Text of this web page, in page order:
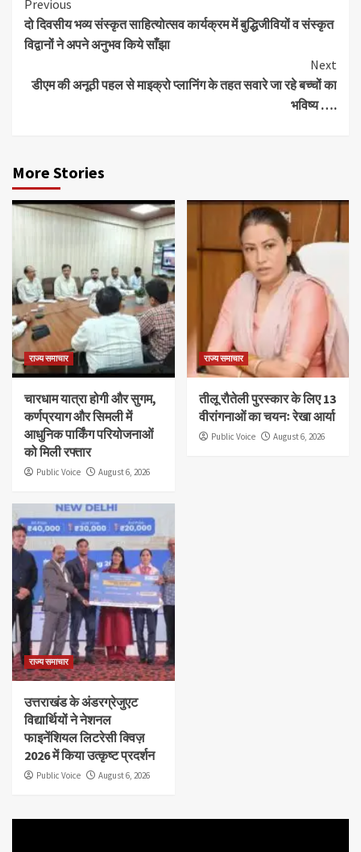
Continue
Reading
Previous
दो दिवसीय भव्य संस्कृत साहित्योत्सव कार्यक्रम में बुद्धिजीवियों व संस्कृत
विद्वानों ने अपने अनुभव किये साँझा
Next
डीएम की अनूठी पहल से माइक्रो प्लानिंग के तहत सवारे जा रहे बच्चों का
भविष्य ….
More Stories
राज्य समाचार
चारधाम यात्रा होगी और सुगम,
कर्णप्रयाग और सिमली में
आधुनिक पार्किंग परियोजनाओं
को मिली रफ्तार
Public Voice August 6, 2026
राज्य समाचार
तीलू रौतेली पुरस्कार के लिए 13
वीरांगनाओं का चयनः रेखा आर्या
Public Voice August 6, 2026
राज्य समाचार
उत्तराखंड के अंडरग्रेजुएट
विद्यार्थियों ने नेशनल
फाइनेंशियल लिटरेसी क्विज़
2026 में किया उत्कृष्ट प्रदर्शन
Public Voice August 6, 2026